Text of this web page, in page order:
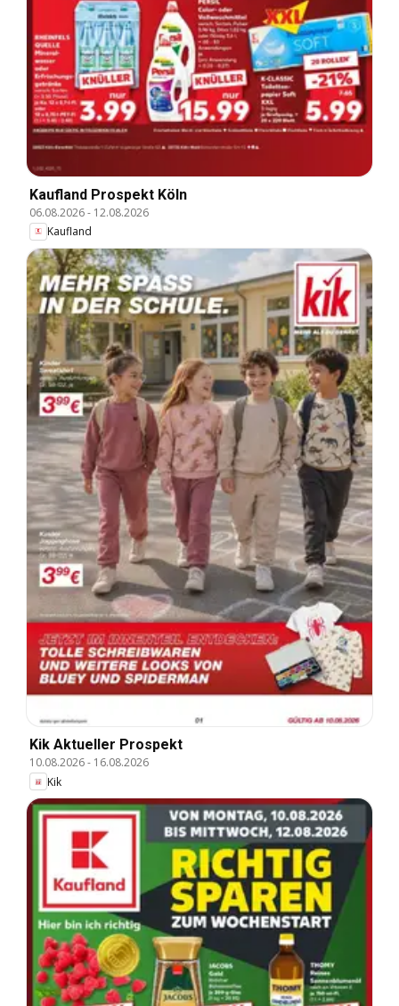
Kaufland Prospekt Köln
06.08.2026- 12.08.2026
Kaufland
Kik Aktueller Prospekt
10.08.2026- 16.08.2026
Kik